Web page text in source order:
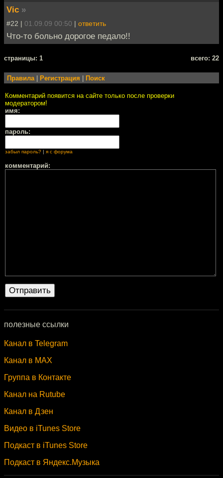
Vic »
#22 | 01.09.09 00:50 | ответить
Что-то больно дорогое педало!!
cтраницы: 1 всего: 22
Правила| Регистрация Поиск
Комментарий появится на сайте только после проверки
модератором!
имя:
пароль:
забыл пароль? | я с форума
комментарий:
полезные ссылки
Канал в Telegram
Канал в MAX
Группа в Контакте
Канал на Rutube
Канал в Дзен
Видео в iTunes Store
Подкаст в iTunes Store
Подкаст в Яндекс.Музыка